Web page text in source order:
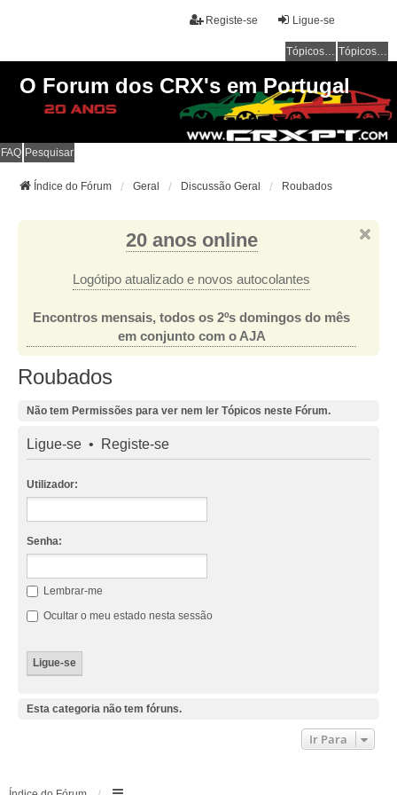
Ligue-se
Registe-se
Tópicos sem resposta Tópicos ativos
O Forum dos CRX's em Portugal
FAQ Pesquisar
Índice do Fórum Geral Discussão Geral Roubados
20 anos online
Logótipo atualizado e novos autocolantes
Encontros mensais, todos os 2ºs domingos do mês
em conjunto com o AJA
Roubados
Não tem Permissões para ver nem ler Tópicos neste Fórum.
Ligue-se • Registe-se
Utilizador:
Senha:
Lembrar-me
Ocultar o meu estado nesta sessão
Esta categoria não tem fóruns.
Ir Para